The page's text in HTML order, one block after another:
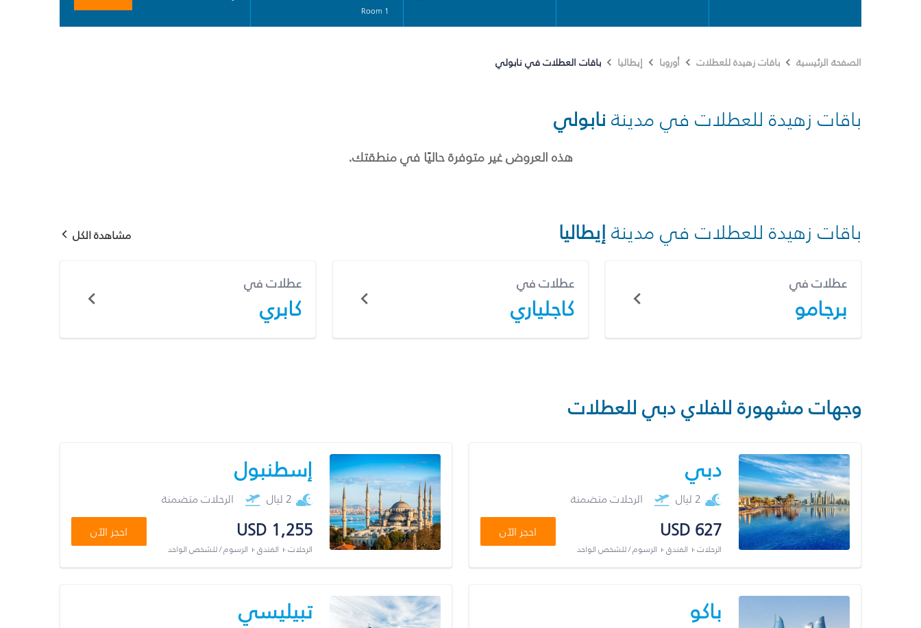
1 Room
الصفحة الرئيسية باقات زهيدة للعطلات أوروبا إيطاليا باقات العطلات في نابولي
باقات زهيدة للعطلات في مدينةنابولي
هذه العروض غير متوفرة حاليًا في منطقتك.
باقات زهيدة للعطلات في مدينةإيطاليا مشاهدة الكل
عطلات في
برجامو
عطلات في
كاجلياري
عطلات في
كابري
وجهات مشهورة للفلاي دبي للعطلات
دبي
2 ليال الرحلات متضمنة
USD 627
الرحلات + الفندق + الرسوم / للشخص الواحد
احجز الآن
إسطنبول
2 ليال الرحلات متضمنة
USD 1,255
الرحلات + الفندق + الرسوم / للشخص الواحد
احجز الآن
باكو تبيليسي